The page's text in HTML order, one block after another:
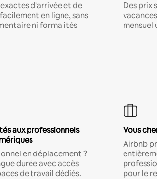
d'arrivée et de
en ligne, sans
ni formalités
Des prix
mensuel
aux professionnels
en déplacement ?
durée avec accès
de travail dédiés.
Vous
Airbnb
pour le